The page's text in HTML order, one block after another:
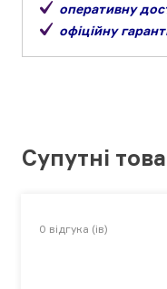
оперативну
офіційну
Супутні
0 відгука (ів)